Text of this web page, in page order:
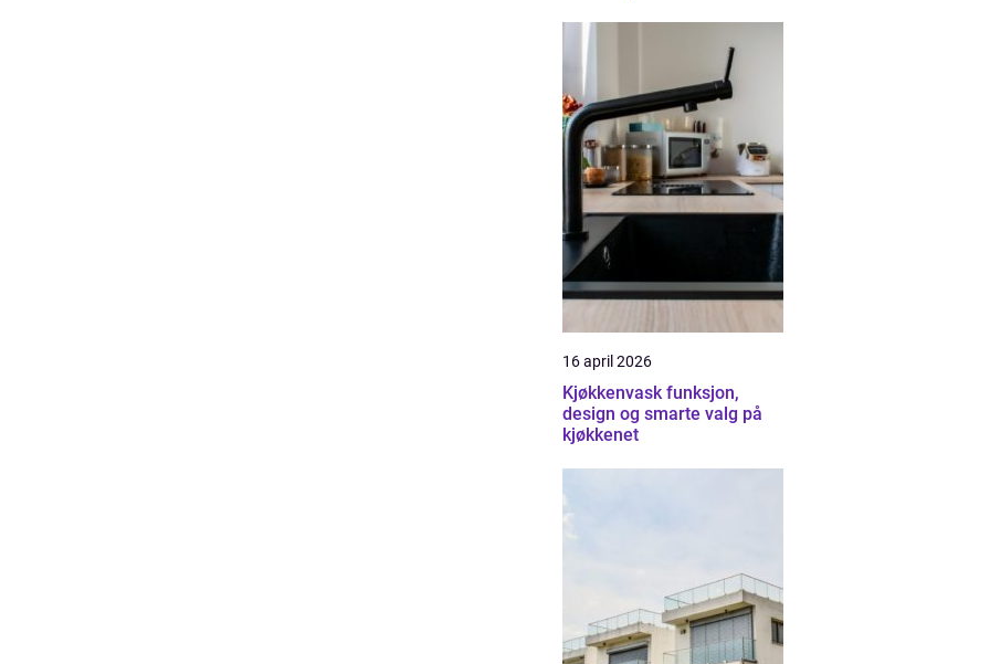
16 april 2026
Kjøkkenvask funksjon,
design og smarte valg på
kjøkkenet